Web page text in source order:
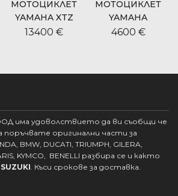
МОТОЦИКЛЕТ
YAMAHA XTZ
700 TENERE
13400 €
МОТОЦИКЛЕТ
YAMAHA
WR125R
4600 €
има удоволствието да ви съобщи че
поръчвате оригинални части за
BMW, DUCATI, TRIUMPH, GILERA,
KYMCO, BENELLI разбира се и както
SUZUKI. Къси срокове за доставка.